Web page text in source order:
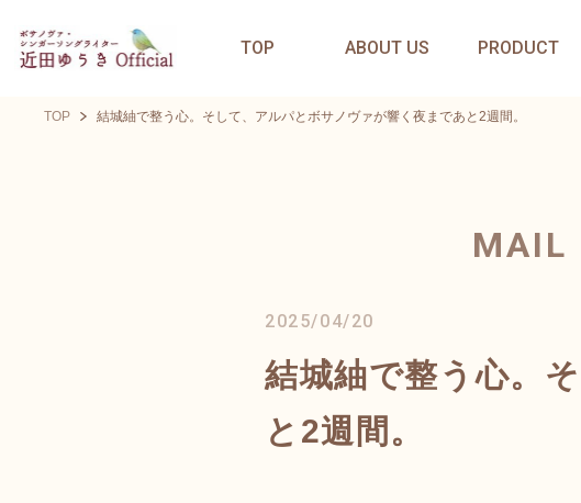
TOP ABOUT US PRODUCT
TOP 結城紬で整う心。そして、アルパとボサノヴァが響く夜まであと2週間。
MAIL
2025/04/20
結城紬で整う心。
と2週間。